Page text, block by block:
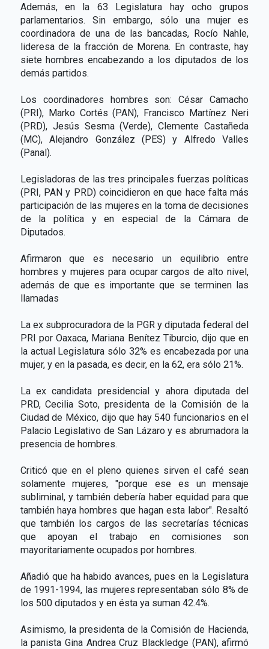
Además, en la 63 Legislatura hay ocho grupos
parlamentarios. Sin embargo, sólo una mujer es
coordinadora de una de las bancadas, Rocío Nahle,
lideresa de la fracción de Morena. En contraste, hay
siete hombres encabezando a los diputados de los
demás partidos.
Los coordinadores hombres son: César Camacho
(PRI), Marko Cortés (PAN), Francisco Martínez Neri
(PRD), Jesús Sesma (Verde), Clemente Castañeda
(MC), Alejandro González (PES) y Alfredo Valles
(Panal).
Legisladoras de las tres principales fuerzas políticas
(PRI, PAN y PRD) coincidieron en que hace falta más
participación de las mujeres en la toma de decisiones
de la política y en especial de la Cámara de
Diputados.
Afirmaron que es necesario un equilibrio entre
hombres y mujeres para ocupar cargos de alto nivel,
además de que es importante que se terminen las
llamadas
La ex subprocuradora de la PGR y diputada federal del
PRI por Oaxaca, Mariana Benítez Tiburcio, dijo que en
la actual Legislatura sólo 32% es encabezada por una
mujer, y en la pasada, es decir, en la 62, era sólo 21%.
La ex candidata presidencial y ahora diputada del
PRD, Cecilia Soto, presidenta de la Comisión de la
Ciudad de México, dijo que hay 540 funcionarios en el
Palacio Legislativo de San Lázaro y es abrumadora la
presencia de hombres.
Criticó que en el pleno quienes sirven el café sean
solamente mujeres, "porque ese es un mensaje
subliminal, y también debería haber equidad para que
también haya hombres que hagan esta labor". Resaltó
que también los cargos de las secretarías técnicas
que apoyan el trabajo en comisiones son
mayoritariamente ocupados por hombres.
Añadió que ha habido avances, pues en la Legislatura
de 1991-1994, las mujeres representaban sólo 8% de
los 500 diputados y en ésta ya suman 42.4%.
Asimismo, la presidenta de la Comisión de Hacienda,
la panista Gina Andrea Cruz Blackledge (PAN), afirmó